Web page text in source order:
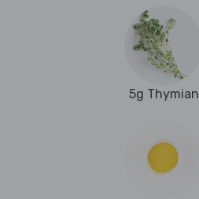
5g Thymian